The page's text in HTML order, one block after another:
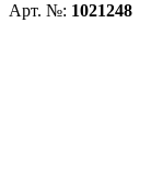
Арт. №: 1021248